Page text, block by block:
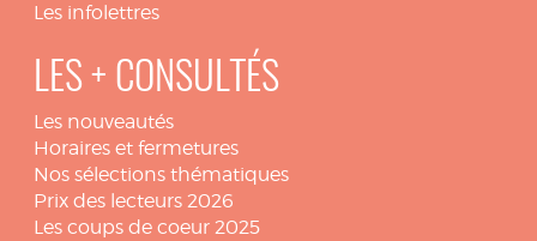
Les infolettres
LES + CONSULTÉS
Les nouveautés
Horaires et fermetures
Nos sélections thématiques
Prix des lecteurs 2026
Les coups de coeur 2025